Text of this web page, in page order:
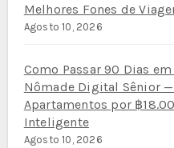
Melhores Fones de
Agosto 10, 2026
Como Passar 90 Dias
Nômade Digital Sênior
Apartamentos por ฿
Inteligente
Agosto 10, 2026